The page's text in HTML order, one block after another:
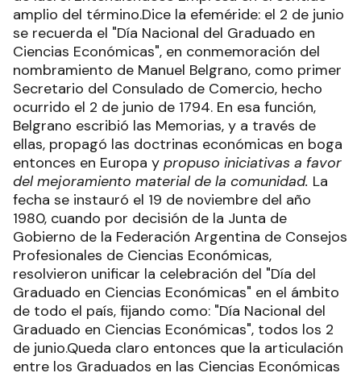
amplio del término.Dice la efeméride: el 2 de junio
se recuerda el "Día Nacional del Graduado en
Ciencias Económicas", en conmemoración del
nombramiento de Manuel Belgrano, como primer
Secretario del Consulado de Comercio, hecho
ocurrido el 2 de junio de 1794. En esa función,
Belgrano escribió las Memorias, y a través de
ellas, propagó las doctrinas económicas en boga
entonces en Europa y propuso iniciativas a favor
del mejoramiento material de la comunidad. La
fecha se instauró el 19 de noviembre del año
1980, cuando por decisión de la Junta de
Gobierno de la Federación Argentina de Consejos
Profesionales de Ciencias Económicas,
resolvieron unificar la celebración del "Día del
Graduado en Ciencias Económicas" en el ámbito
de todo el país, fijando como: "Día Nacional del
Graduado en Ciencias Económicas", todos los 2
de junio.Queda claro entonces que la articulación
entre los Graduados en las Ciencias Económicas